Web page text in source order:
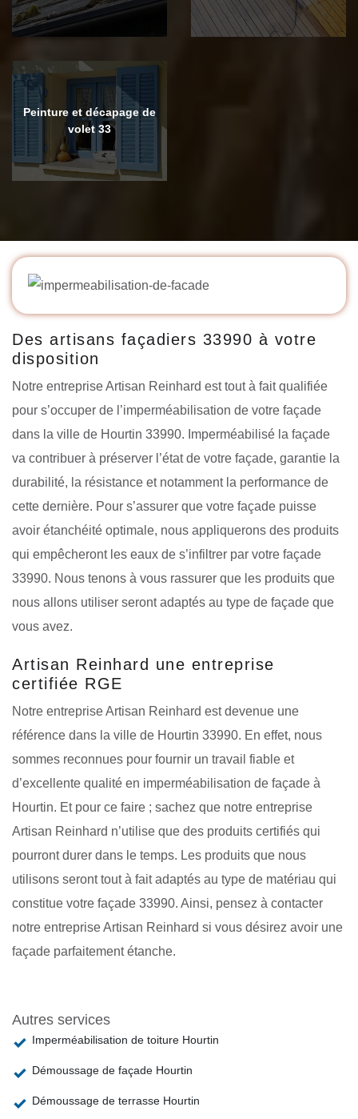
Peinture et décapage de
volet 33
Des artisans façadiers 33990 à votre
disposition
Notre entreprise Artisan Reinhard est tout à fait qualifiée
pour s’occuper de l’imperméabilisation de votre façade
dans la ville de Hourtin 33990. Imperméabilisé la façade
va contribuer à préserver l’état de votre façade, garantie la
durabilité, la résistance et notamment la performance de
cette dernière. Pour s’assurer que votre façade puisse
avoir étanchéité optimale, nous appliquerons des produits
qui empêcheront les eaux de s’infiltrer par votre façade
33990. Nous tenons à vous rassurer que les produits que
nous allons utiliser seront adaptés au type de façade que
vous avez.
Artisan Reinhard une entreprise
certifiée RGE
Notre entreprise Artisan Reinhard est devenue une
référence dans la ville de Hourtin 33990. En effet, nous
sommes reconnues pour fournir un travail fiable et
d’excellente qualité en imperméabilisation de façade à
Hourtin. Et pour ce faire ; sachez que notre entreprise
Artisan Reinhard n’utilise que des produits certifiés qui
pourront durer dans le temps. Les produits que nous
utilisons seront tout à fait adaptés au type de matériau qui
constitue votre façade 33990. Ainsi, pensez à contacter
notre entreprise Artisan Reinhard si vous désirez avoir une
façade parfaitement étanche.
Autres services
Imperméabilisation de toiture Hourtin
Démoussage de façade Hourtin
Démoussage de terrasse Hourtin